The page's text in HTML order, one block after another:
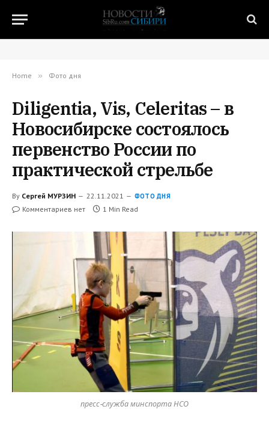
Home » Фото дня
Diligentia, Vis, Celeritas – в
Новосибирске состоялось
первенство России по
практической стрельбе
By Сергей МУРЗИН 22.11.2021 ФОТО ДНЯ
Комментариев нет 1 Min Read
пресс-служба минспорта НСО